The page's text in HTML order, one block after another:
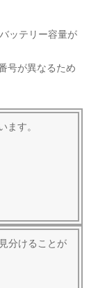
ッテリー容量が
号が異なるため
ます。
分けることが